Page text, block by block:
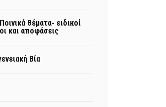
θέματα- ειδικοί
και αποφάσεις
Βία